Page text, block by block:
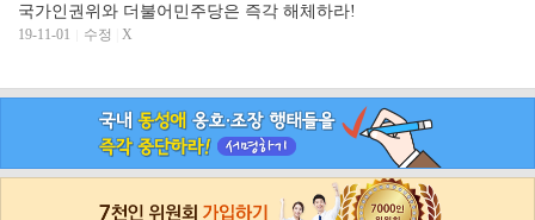
국가인권위와 더불어민주당은 즉각 해체하라!
19-11-01 수정 X